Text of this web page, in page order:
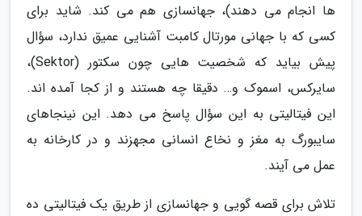
ها انجام می دهند)، جهانسازی هم می کند. شاید برای
کسی که با جهانی مورتال کامبت آشنایی عمیق ندارد، سؤال
پیش بیاید که شخصیت هایی چون سکتور (Sektor)،
سایرکس، اسموک و… دقیقا چه هستند و از کجا آمده اند.
این فیتالیتی به این سؤال پاسخ می دهد. این نینجاهای
سایبورگ به مغز و نخاع انسانی مجهزند و در کارخانه به
عمل می آیند.
تلاش برای قصه گویی و جهانسازی از طریق یک فیتالیتی ده